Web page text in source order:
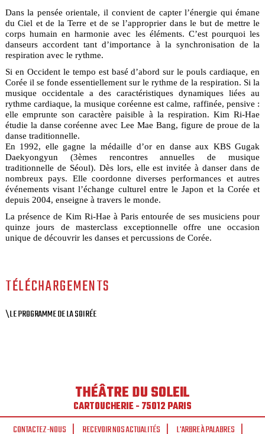
Dans la pensée orientale, il convient de capter l’énergie qui émane
du Ciel et de la Terre et de se l’approprier dans le but de mettre le
corps humain en harmonie avec les éléments. C’est pourquoi les
danseurs accordent tant d’importance à la synchronisation de la
respiration avec le rythme.
Si en Occident le tempo est basé d’abord sur le pouls cardiaque, en
Corée il se fonde essentiellement sur le rythme de la respiration. Si la
musique occidentale a des caractéristiques dynamiques liées au
rythme cardiaque, la musique coréenne est calme, raffinée, pensive :
elle emprunte son caractère paisible à la respiration. Kim Ri-Hae
étudie la danse coréenne avec Lee Mae Bang, figure de proue de la
danse traditionnelle.
En 1992, elle gagne la médaille d’or en danse aux KBS Gugak
Daekyongyun (3èmes rencontres annuelles de musique
traditionnelle de Séoul). Dès lors, elle est invitée à danser dans de
nombreux pays. Elle coordonne diverses performances et autres
événements visant l’échange culturel entre le Japon et la Corée et
depuis 2004, enseigne à travers le monde.
La présence de Kim Ri-Hae à Paris entourée de ses musiciens pour
quinze jours de masterclass exceptionnelle offre une occasion
unique de découvrir les danses et percussions de Corée.
TÉLÉCHARGEMENTS
\LE PROGRAMME DE LA SOIRÉE
THÉÂTRE DU SOLEIL
CARTOUCHERIE - 75012 PARIS
CONTACTEZ-NOUS
RECEVOIR NOS ACTUALITÉS L'ARBRE À PALABRES